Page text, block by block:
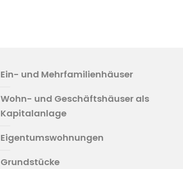
Ein- und Mehrfamilienhäuser
Wohn- und Geschäftshäuser als
Kapitalanlage
Eigentumswohnungen
Grundstücke